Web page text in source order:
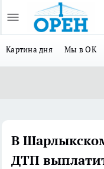
Картина дня Мы в ОК
В
ДТП